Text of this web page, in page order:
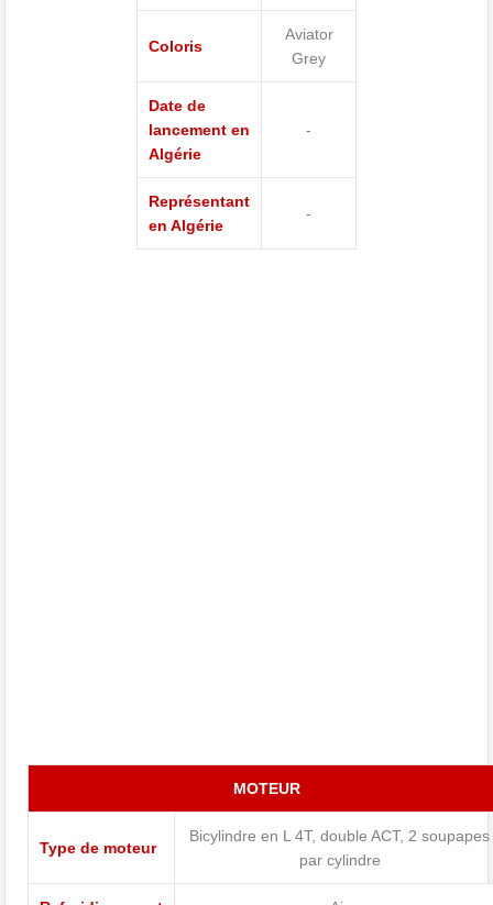
Coloris
Aviator
Grey
Date de
lancement en
Algérie
-
Représentant
en Algérie
-
MOTEUR
Type de moteur
Bicylindre en L 4T, double ACT, 2 soupapes
par cylindre